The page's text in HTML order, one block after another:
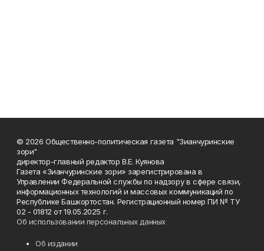
© 2026 Общественно-политическая газета "Зианчуринские
зори"
директор-главный редактор В.Е. Куянова
Газета «Зианчуринские зори» зарегистрирована в
Управлении Федеральной службы по надзору в сфере связи,
информационных технологий и массовых коммуникаций по
Республике Башкортостан. Регистрационный номер ПИ № ТУ
02 - 01812 от 19.05.2025 г.
Об использовании персональных данных
Об издании